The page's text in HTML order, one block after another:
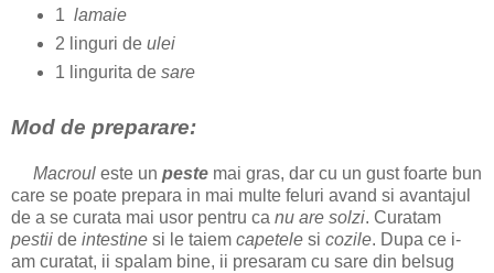
1 lamaie
2 linguri de ulei
1 lingurita de sare
Mod de preparare:
Macroul este un peste mai gras, dar cu un gust foarte bun
care se poate prepara in mai multe feluri avand si avantajul
de a se curata mai usor pentru ca nu are solzi. Curatam
pestii de intestine si le taiem capetele si cozile. Dupa ce i-
am curatat, ii spalam bine, ii presaram cu sare din belsug